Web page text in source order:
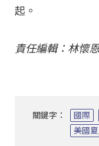
起。
責任編輯：林懷恩
關鍵字： 國際
美國